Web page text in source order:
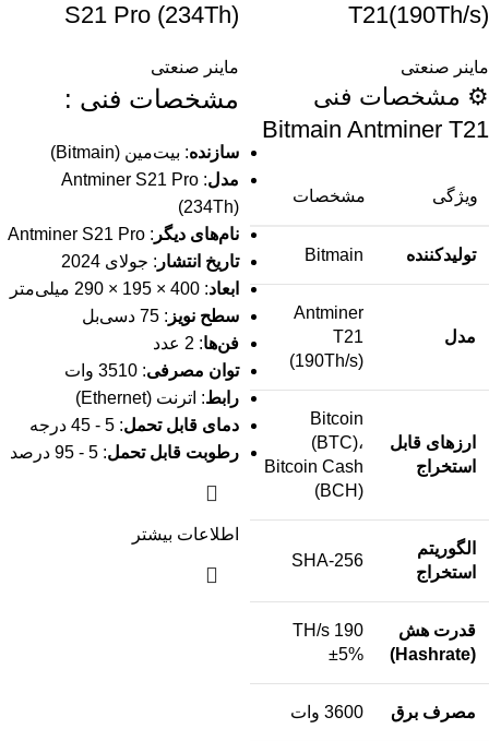
T21(190Th/s)
ماینر صنعتی
⚙️ مشخصات فنی
Bitmain Antminer T21
ویژگی مشخصات
تولیدکننده Bitmain
مدل
Antminer
T21
(190Th/s)
ارزهای قابل
استخراج
Bitcoin
(BTC)،
Bitcoin Cash
(BCH)
الگوریتم
استخراج
SHA-256
قدرت هش
(Hashrate)
190 TH/s
±5%
مصرف برق 3600 وات
S21 Pro (234Th)
ماینر صنعتی
مشخصات فنی :
سازنده: بیت‌مین (Bitmain)
مدل : Antminer S21 Pro
(234Th)
نام‌های دیگر : Antminer S21 Pro
تاریخ انتشار : جولای 2024
ابعاد: 400 × 195 × 290 میلی‌متر
سطح نویز : 75 دسی‌بل
فن‌ها: 2 عدد
توان مصرفی: 3510 وات
رابط: اترنت (Ethernet)
دمای قابل تحمل: 5 - 45 درجه
رطوبت قابل تحمل: 5 - 95 درصد
اطلاعات بیشتر